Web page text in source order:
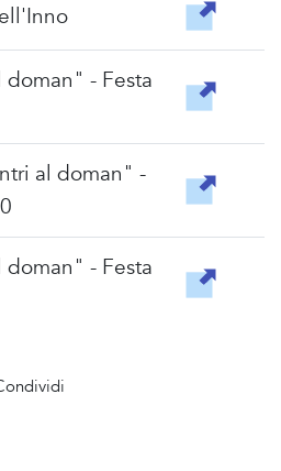
- Festa
al doman" -
- Festa